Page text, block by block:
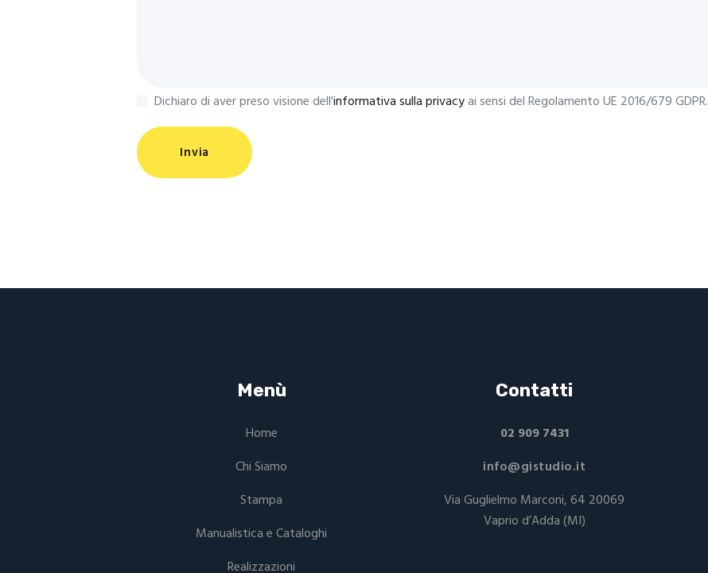
Dichiaro di aver preso visione dell'informativa sulla privacyai sensi del Regolamento UE 2016/679 GDPR.
Menù
Home
Chi Siamo
Stampa
Manualistica e Cataloghi
Realizzazioni
Contatti
02 909 7431
info@gistudio.it
Via Guglielmo Marconi, 64 20069
Vaprio d’Adda (MI)